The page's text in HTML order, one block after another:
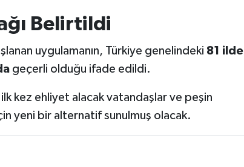
Belirtildi
uygulamanın, Türkiye genelindeki 81 ilde
geçerli olduğu ifade edildi.
kez ehliyet alacak vatandaşlar ve peşin
yeni bir alternatif sunulmuş olacak.